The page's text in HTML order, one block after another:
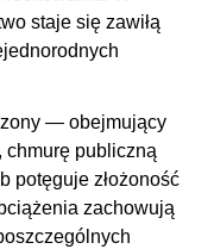
staje się zawiłą
— obejmujący
chmurę publiczną
potęguje złożoność
zachowują